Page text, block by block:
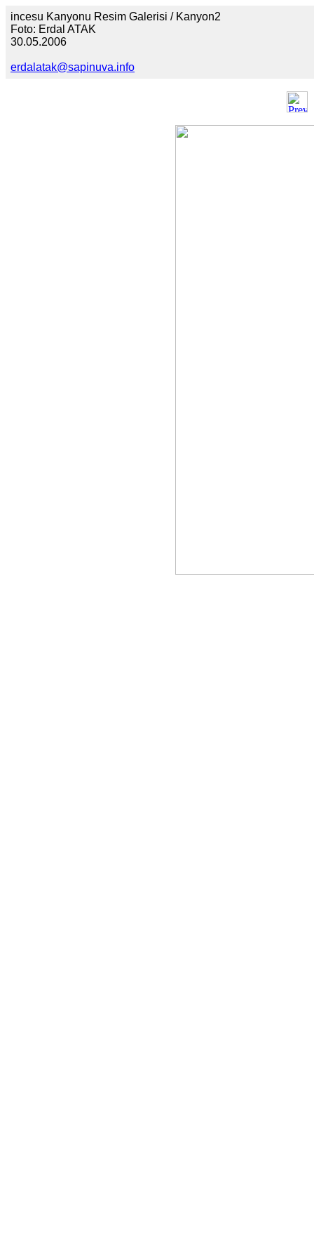
incesu Kanyonu Resim Galerisi / Kanyon2
Foto: Erdal ATAK
30.05.2006
erdalatak@sapinuva.info